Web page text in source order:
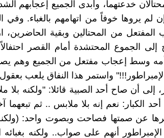
خدعتهما، وأبدى الجميع إعجابهم
لم يروها خوفاً من اتهامهم بالغباء. وفي
من المحتالين وبقية الحاضرين،
الجموع المحتشدة أمام القصر
أمه وسط إعجاب مفتعل من الجميع وهم
واستمر هذا النفاق يلعب
إلى أن صاح أحد الصبية قائلا: "ولكنه
الكبار: نعم إنه بلا ملابس .. ثم تبعهما
عن صمتها فصاحت وبصوت واحد:
أنهم على صواب.. ولكنه بغبائه